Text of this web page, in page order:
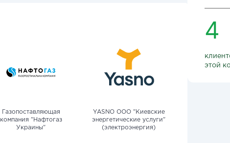
Газопоставляющая
компания "Нафтогаз
Украины"
YASNO OOO "Киевские
энергетические услуги"
(электроэнергия)
4
этой